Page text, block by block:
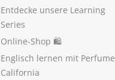
Entdecke unsere Learning
Series
Online-Shop 🛍
Englisch lernen mit Perfume
California